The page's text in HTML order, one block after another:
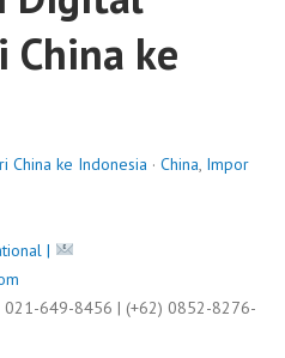
ke
China ke Indonesia · China, Impor
|
649-8456 | (+62) 0852-8276-